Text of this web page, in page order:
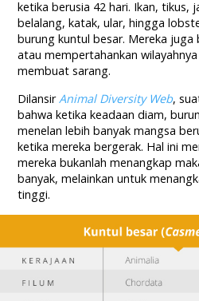
ketika berusia 42 hari. Ikan, tikus,
belalang, katak, ular, hingga
burung kuntul besar. Mereka
atau mempertahankan
membuat sarang.
DilansirAnimal Diversity Web,
bahwa ketika keadaan diam,
menelan lebih banyak mangsa
ketika mereka bergerak. Hal ini
mereka bukanlah menangkap
banyak, melainkan untuk
tinggi.